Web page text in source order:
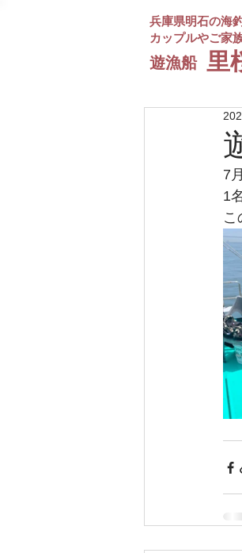
兵庫県明石の海
カップルやご家
遊漁船 里
7
1
こ